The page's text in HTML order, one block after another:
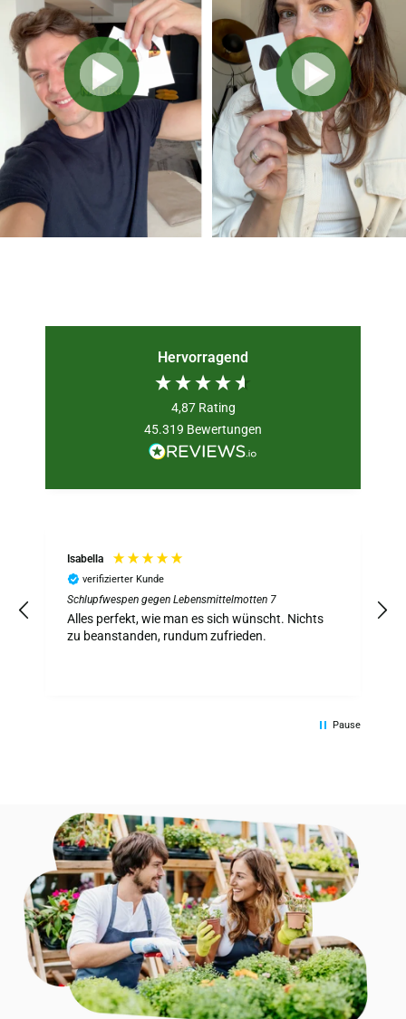
Hervorragend
4,87 Rating
45.319 Bewertungen
Isabella
verifizierter Kunde
Schlupfwespen gegen Lebensmittelmotten 7
Alles perfekt, wie man es sich wünscht. Nichts
zu beanstanden, rundum zufrieden.
Pause